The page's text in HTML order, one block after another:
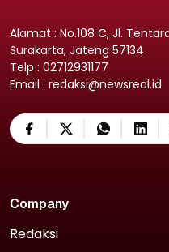
Alamat : No.108 C, Jl.
Surakarta, Jateng 57134
Telp : 02712931177
Email : redaksi@newsreal.id
Company
Redaksi